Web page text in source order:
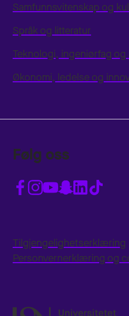
Samfunnsvitenskap og
Språk og litteratur
Teknologi, ingeniørfag og
Økonomi, ledelse og
Følg oss
Tilgjengelighetserklæring
Personvernerklæring og